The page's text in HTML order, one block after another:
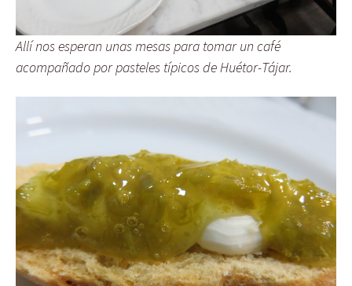
Allí nos esperan unas mesas para tomar un café
acompañado por pasteles típicos de Huétor-Tájar.